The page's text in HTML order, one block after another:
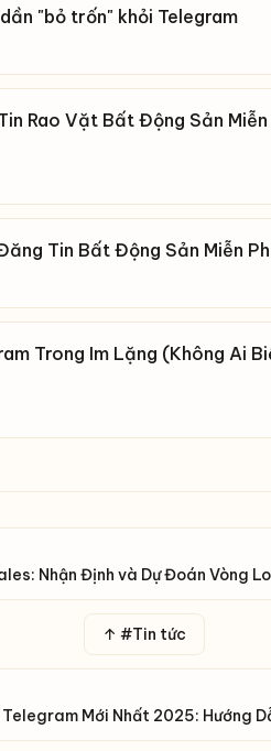
"bỏ trốn" khỏi Telegram
Rao Vặt Bất Động Sản Miễn
Tin Bất Động Sản Miễn
Trong Im Lặng (Không Ai
Nhận Định và Dự Đoán Vòng
↑ #Tin tức
Mới Nhất 2025: Hướng